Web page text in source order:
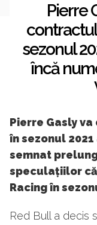
Pierre
sezonul
încă
Pierre Gasly
în sezonul
semnat
speculațiilor
Racing în
Red Bull a decis